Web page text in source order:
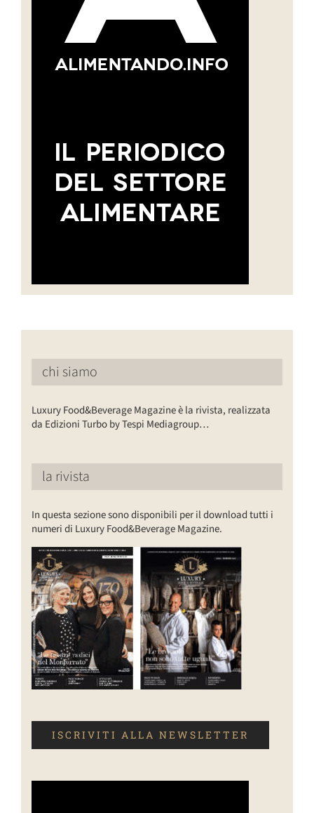
chi siamo
Luxury Food&Beverage Magazine è la rivista, realizzata
da Edizioni Turbo by Tespi Mediagroup…
la rivista
In questa sezione sono disponibili per il download tutti i
numeri di Luxury Food&Beverage Magazine.
ISCRIVITI ALLA NEWSLETTER